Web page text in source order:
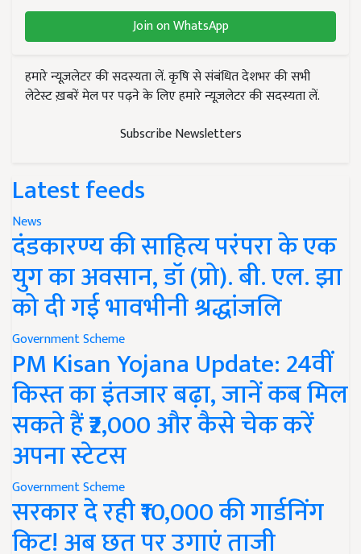
Join on WhatsApp
हमारे न्यूज़लेटर की सदस्यता लें. कृषि से संबंधित देशभर की सभी
लेटेस्ट ख़बरें मेल पर पढ़ने के लिए हमारे न्यूज़लेटर की सदस्यता लें.
Subscribe Newsletters
Latest feeds
News
दंडकारण्य की साहित्य परंपरा के एक
युग का अवसान, डॉ (प्रो). बी. एल. झा
को दी गई भावभीनी श्रद्धांजलि
Government Scheme
PM Kisan Yojana Update: 24वीं
किस्त का इंतजार बढ़ा, जानें कब मिल
सकते हैं ₹2,000 और कैसे चेक करें
अपना स्टेटस
Government Scheme
सरकार दे रही ₹10,000 की गार्डनिंग
किट! अब छत पर उगाएं ताजी